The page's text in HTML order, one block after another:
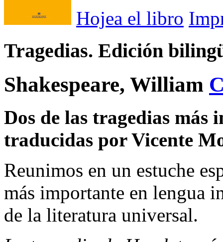
Hojea el libro
Tragedias. Edición
Shakespeare, William
Dos de las tragedias más
traducidas por Vicente
Reunimos en un estuche
más importante en lengua
de la literatura universal.